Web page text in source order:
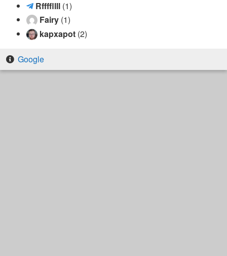
Н
И
К
И
(
T
t
o
r
g
e
t
R
f
f
ff
l
l
Rffffllll (1)
Fairy (1)
kapxapot (2)
Google